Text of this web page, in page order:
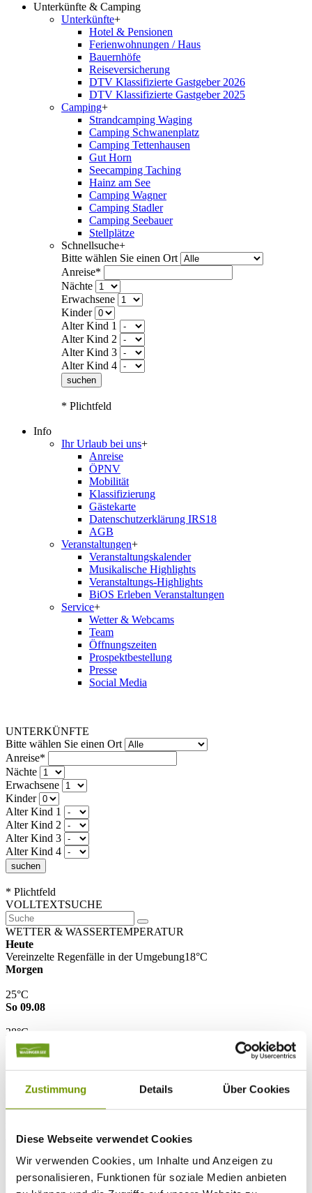
Zustimmung Details Über Cookies
Diese Webseite verwendet Cookies
Wir verwenden Cookies, um Inhalte und Anzeigen zu
personalisieren, Funktionen für soziale Medien anbieten
Unterkünfte & Camping
Unterkünfte+
Hotel & Pensionen
Ferienwohnungen / Haus
Bauernhöfe
Reiseversicherung
DTV Klassifizierte Gastgeber 2026
DTV Klassifizierte Gastgeber 2025
Camping+
Strandcamping Waging
Camping Schwanenplatz
Camping Tettenhausen
Gut Horn
Seecamping Taching
Hainz am See
Camping Wagner
Camping Stadler
Camping Seebauer
Stellplätze
Schnellsuche+
Bitte wählen Sie einen Ort
Anreise*
Nächte
Erwachsene
Kinder
Alter Kind 1
Alter Kind 2
Alter Kind 3
Alter Kind 4
suchen
* Plichtfeld
Info
Ihr Urlaub bei uns+
Anreise
ÖPNV
Mobilität
Klassifizierung
Gästekarte
Datenschutzerklärung IRS18
AGB
Veranstaltungen+
Veranstaltungskalender
Musikalische Highlights
Veranstaltungs-Highlights
BiOS Erleben Veranstaltungen
Service+
Wetter & Webcams
Team
Öffnungszeiten
Prospektbestellung
Presse
Social Media
UNTERKÜNFTE
Bitte wählen Sie einen Ort
Anreise*
Nächte
Erwachsene
Kinder
Alter Kind 1
Alter Kind 2
Alter Kind 3
Alter Kind 4
suchen
* Plichtfeld
VOLLTEXTSUCHE
WETTER & WASSERTEMPERATUR
Heute
Vereinzelte Regenfälle in der Umgebung18°C
Morgen
25°C
So 09.08
28°C
Wassertemperatur
25°CWaginger Segelclub
25°CCampingplatz Gut Horn
WEBCAM